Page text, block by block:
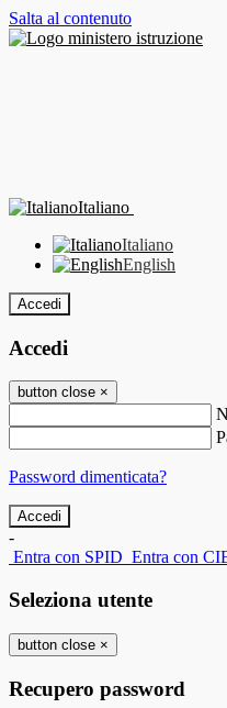
Salta al contenuto
Italiano
Italiano
English
Accedi
Accedi
button close ×
Password dimenticata?
-
Entra con SPID Entra con
Seleziona utente
button close ×
Recupero password